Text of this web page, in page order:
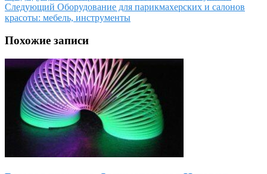
Следующий Оборудование для парикмахерских и салонов
красоты: мебель, инструменты
Похожие записи